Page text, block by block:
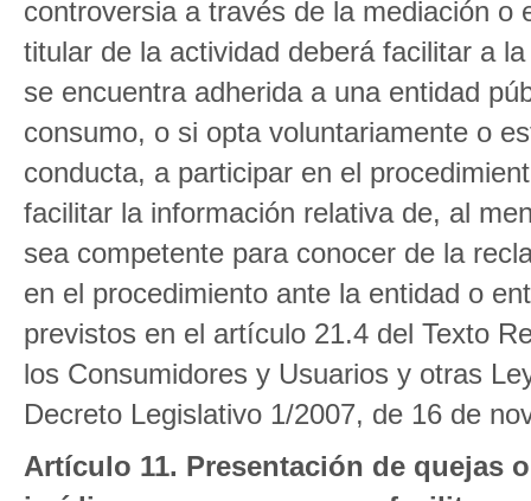
controversia a través de la mediación
titular de la actividad deberá facilitar a
se encuentra adherida a una entidad
consumo, o si opta voluntariamente o
conducta, a participar en el
facilitar la información relativa de, al
sea competente para conocer de la
en el procedimiento ante la entidad o
previstos en el artículo 21.4 del Texto
los Consumidores y Usuarios y otras
Decreto Legislativo 1/2007, de 16 de
Artículo 11. Presentación de quejas